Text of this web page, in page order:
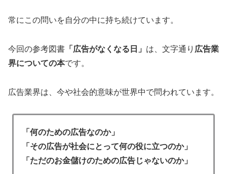
常にこの問いを自分の中に持ち続けています。
今回の参考図書 「広告がなくなる日」 は、文字通り 広告業
界についての本です。
広告業界は、今や社会的意味が世界中で問われています。
「何のための広告なのか」
「その広告が社会にとって何の役に立つのか」
「ただのお金儲けのための広告じゃないのか」